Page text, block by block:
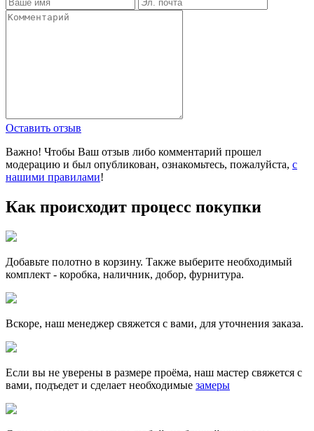
Оставить отзыв
Важно! Чтобы Ваш отзыв либо комментарий прошел
модерацию и был опубликован, ознакомьтесь, пожалуйста, с
нашими правилами!
Как происходит процесс покупки
Добавьте полотно в корзину. Также выберите необходимый
комплект - коробка, наличник, добор, фурнитура.
Вскоре, наш менеджер свяжется с вами, для уточнения заказа.
Если вы не уверены в размере проёма, наш мастер свяжется с
вами, подъедет и сделает необходимые замеры